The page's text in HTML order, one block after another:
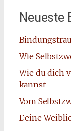
Neueste
Wie
Wie du dich
kannst
Vom
Deine